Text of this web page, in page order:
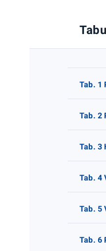
Tab. 1
Tab. 2
Tab. 3
Tab. 4
Tab. 5
Tab. 6